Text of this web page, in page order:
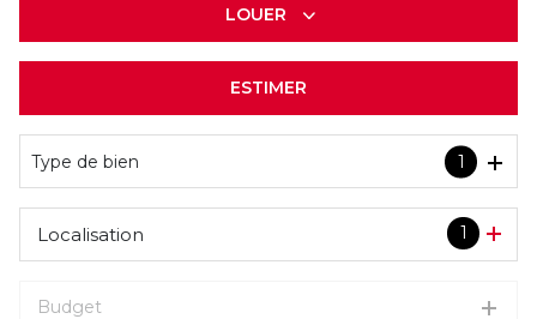
LOUER
ESTIMER
Type de bien 1
1
Localisation
Budget